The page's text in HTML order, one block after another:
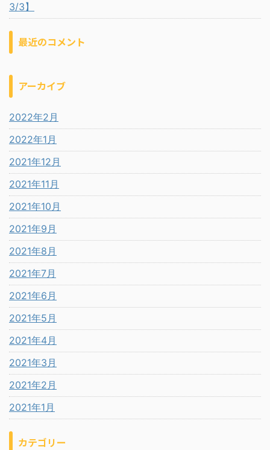
3/3】
最近のコメント
アーカイブ
2022年2月
2022年1月
2021年12月
2021年11月
2021年10月
2021年9月
2021年8月
2021年7月
2021年6月
2021年5月
2021年4月
2021年3月
2021年2月
2021年1月
カテゴリー